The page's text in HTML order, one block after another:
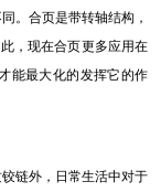
。合页是带转轴结构，
，现在合页更多应用在
能最大化的发挥它的作
链外，日常生活中对于